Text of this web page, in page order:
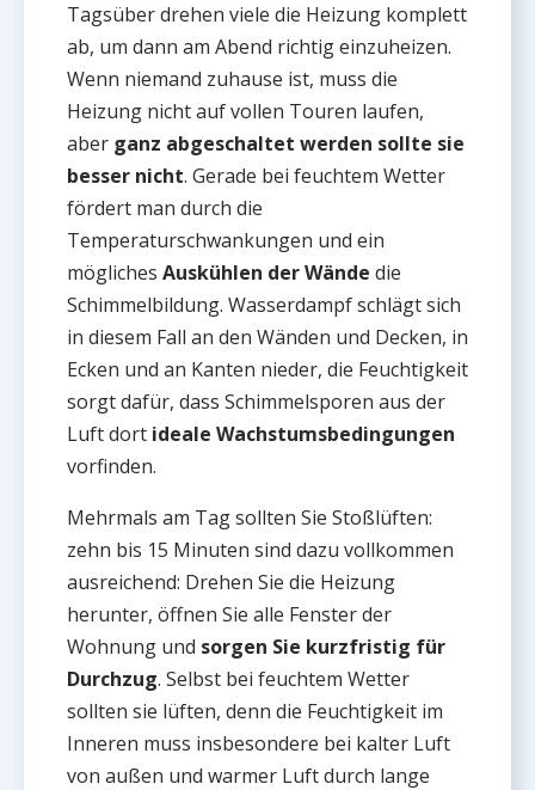
Tagsüber drehen viele die Heizung komplett
ab, um dann am Abend richtig einzuheizen.
Wenn niemand zuhause ist, muss die
Heizung nicht auf vollen Touren laufen,
aber ganz abgeschaltet werden sollte sie
besser nicht. Gerade bei feuchtem Wetter
fördert man durch die
Temperaturschwankungen und ein
mögliches Auskühlen der Wände die
Schimmelbildung. Wasserdampf schlägt sich
in diesem Fall an den Wänden und Decken, in
Ecken und an Kanten nieder, die Feuchtigkeit
sorgt dafür, dass Schimmelsporen aus der
Luft dort ideale Wachstumsbedingungen
vorfinden.
Mehrmals am Tag sollten Sie Stoßlüften:
zehn bis 15 Minuten sind dazu vollkommen
ausreichend: Drehen Sie die Heizung
herunter, öffnen Sie alle Fenster der
Wohnung und sorgen Sie kurzfristig für
Durchzug. Selbst bei feuchtem Wetter
sollten sie lüften, denn die Feuchtigkeit im
Inneren muss insbesondere bei kalter Luft
von außen und warmer Luft durch lange